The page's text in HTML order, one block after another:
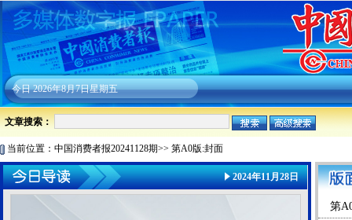
今日2026年8月7日星期五
文章搜索：
当前位置： 中国消费者报20241128期>> 第A0版:封面
2024年11月28日
第